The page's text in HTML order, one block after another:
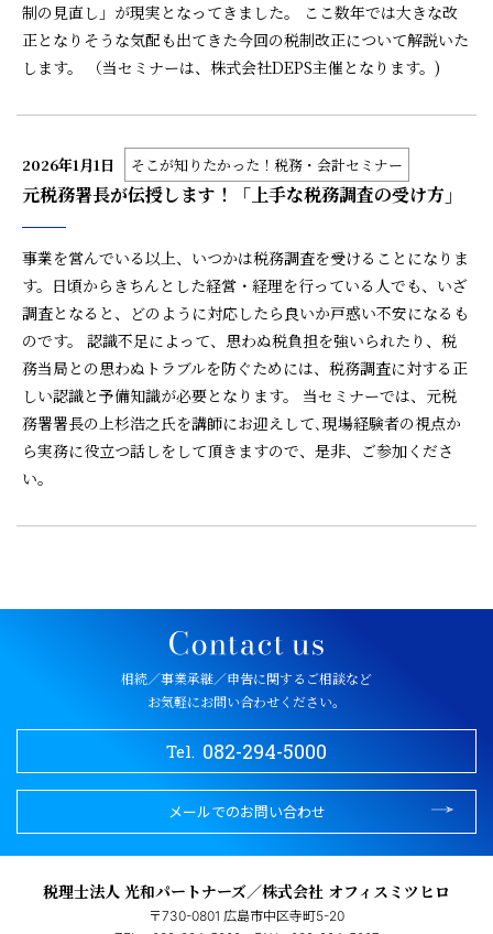
制の見直し」が現実となってきました。 ここ数年では大きな改
正となりそうな気配も出てきた今回の税制改正について解説いた
します。 （当セミナーは、株式会社DEPS主催となります。)
2026年1月1日 そこが知りたかった！税務・会計セミナー
元税務署長が伝授します！「上手な税務調査の受け方」
事業を営んでいる以上、いつかは税務調査を受けることになりま
す。日頃からきちんとした経営・経理を行っている人でも、いざ
調査となると、どのように対応したら良いか戸惑い不安になるも
のです。 認識不足によって、思わぬ税負担を強いられたり、税
務当局との思わぬトラブルを防ぐためには、税務調査に対する正
しい認識と予備知識が必要となります。 当セミナーでは、元税
務署署長の上杉浩之氏を講師にお迎えして､現場経験者の視点か
ら実務に役立つ話しをして頂きますので、是非、ご参加くださ
い。
相続／事業承継／申告に関するご相談など
お気軽にお問い合わせください。
Tel. 082-294-5000
メールでのお問い合わせ
税理士法人 光和パートナーズ／株式会社 オフィスミツヒロ
〒730-0801 広島市中区寺町5-20